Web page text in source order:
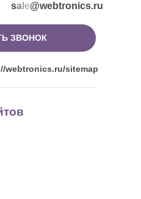
ЗВОНОК
sa e@webtronics.ru
webtronics.ru/sitemap